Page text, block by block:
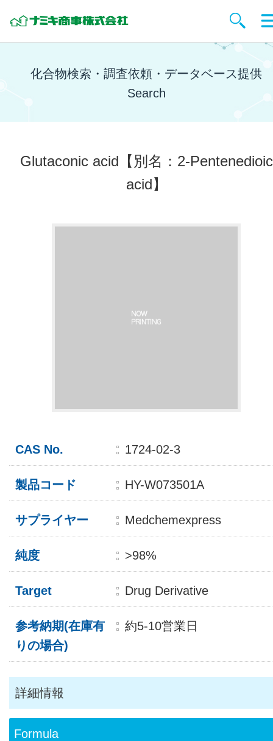
化合物検索・調査依頼・データベース提供
Search
Glutaconic acid 【別名：2-Pentenedioic
acid】
CAS No. 1724-02-3
製品コード HY-W073501A
サプライヤー Medchemexpress
純度 >98%
Target Drug Derivative
参考納期(在庫有
りの場合)
約5-10営業日
詳細情報
Formula